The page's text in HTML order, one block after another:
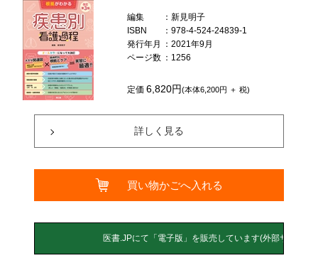
編集
：新見明子
ISBN
：978-4-524-24839-1
発行年月
：2021年9月
ページ数 ：1256
定価6,820円(本体6,200円 ＋ 税)
詳しく見る
買い物かごへ入れる